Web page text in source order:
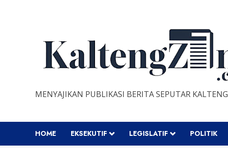
MENYAJIKAN PUBLIKASI BERITA SEPUTAR KALTENG
HOME EKSEKUTIF LEGISLATIF POLITIK